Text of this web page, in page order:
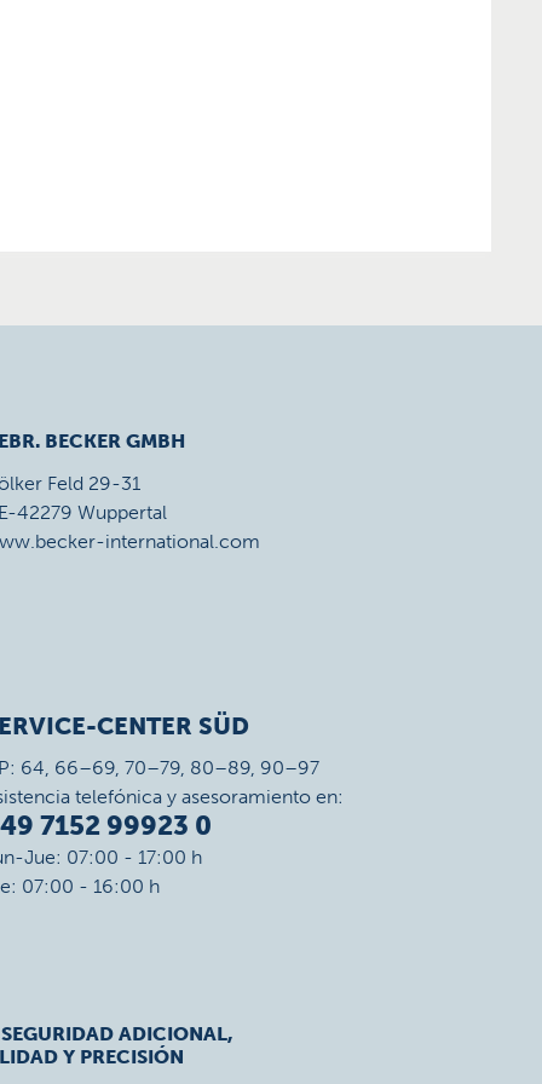
BECKER GMBH
Feld 29-31
42279 Wuppertal
international.com
CENTER SÜD
64, 66–69, 70–79, 80–89, 90–97
telefónica y asesoramiento en:
7152 99923 0
Jue: 07:00 - 17:00 h
07:00 - 16:00 h
ADICIONAL,
Y PRECISIÓN